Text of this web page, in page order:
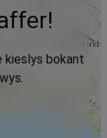
kieslys bokant